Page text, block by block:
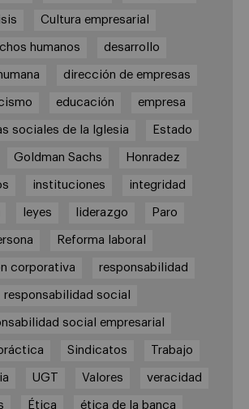
Cultura empresarial
humanos desarrollo
dirección de empresas
educación empresa
sociales de la Iglesia Estado
Goldman Sachs Honradez
instituciones integridad
leyes liderazgo Paro
Reforma laboral
corporativa responsabilidad
responsabilidad social
social empresarial
Sindicatos Trabajo
UGT Valores veracidad
Ética ética de la banca